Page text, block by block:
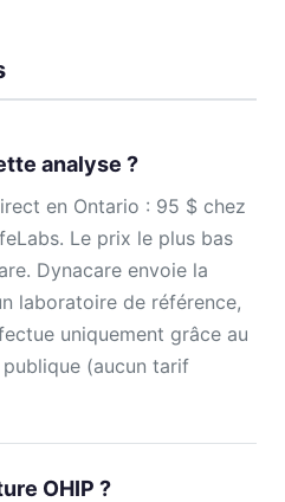
analyse ?
en Ontario : 95 $ chez
Le prix le plus bas
Dynacare envoie la
laboratoire de référence,
uniquement grâce au
(aucun tarif
OHIP ?